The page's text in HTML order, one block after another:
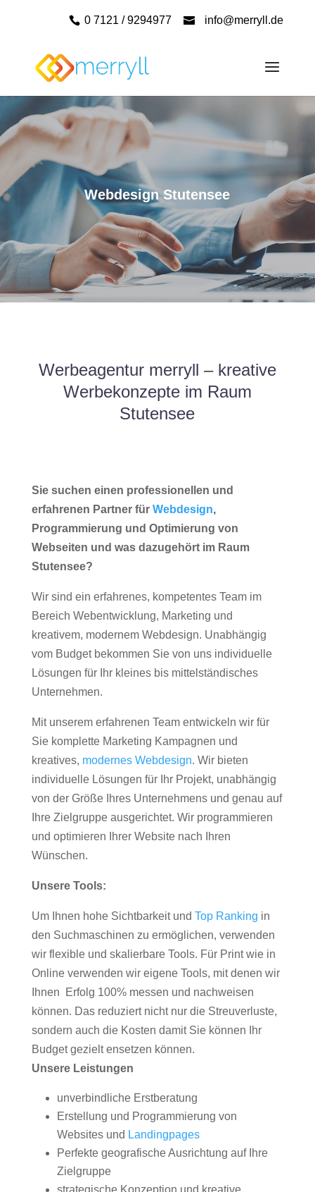
0 7121 / 9294977 info@merryll.de
Webdesign Stutensee
Werbeagentur merryll – kreative
Werbekonzepte im Raum
Stutensee
Sie suchen einen professionellen und
erfahrenen Partner für Webdesign,
Programmierung und Optimierung von
Webseiten und was dazugehört im Raum
Stutensee?
Wir sind ein erfahrenes, kompetentes Team im
Bereich Webentwicklung, Marketing und
kreativem, modernem Webdesign. Unabhängig
vom Budget bekommen Sie von uns individuelle
Lösungen für Ihr kleines bis mittelständisches
Unternehmen.
Mit unserem erfahrenen Team entwickeln wir für
Sie komplette Marketing Kampagnen und
kreatives, modernes Webdesign. Wir bieten
individuelle Lösungen für Ihr Projekt, unabhängig
von der Größe Ihres Unternehmens und genau auf
Ihre Zielgruppe ausgerichtet. Wir programmieren
und optimieren Ihrer Website nach Ihren
Wünschen.
Unsere Tools:
Um Ihnen hohe Sichtbarkeit und Top Ranking in
den Suchmaschinen zu ermöglichen, verwenden
wir flexible und skalierbare Tools. Für Print wie in
Online verwenden wir eigene Tools, mit denen wir
Ihnen Erfolg 100% messen und nachweisen
können. Das reduziert nicht nur die Streuverluste,
sondern auch die Kosten damit Sie können Ihr
Budget gezielt ensetzen können.
Unsere Leistungen
unverbindliche Erstberatung
Erstellung und Programmierung von
Websites und Landingpages
Perfekte geografische Ausrichtung auf Ihre
Zielgruppe
strategische Konzeption und kreative